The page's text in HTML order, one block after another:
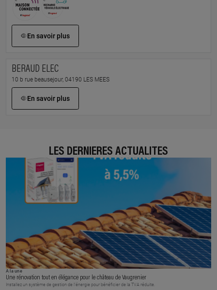
En savoir plus
BERAUD ELEC
10 b rue beausejour, 04190 LES MEES
En savoir plus
LES DERNIÈRES ACTUALITÉS
À la une
Une rénovation tout en élégance pour le château de Vaugrenier
Installez un système de gestion de l’énergie pour bénéficier de la TVA réduite.